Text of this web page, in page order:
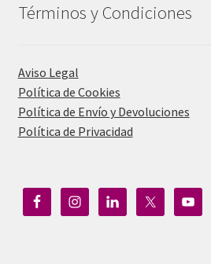
Términos y Condiciones
Aviso Legal
Política de Cookies
Política de Envío y Devoluciones
Política de Privacidad